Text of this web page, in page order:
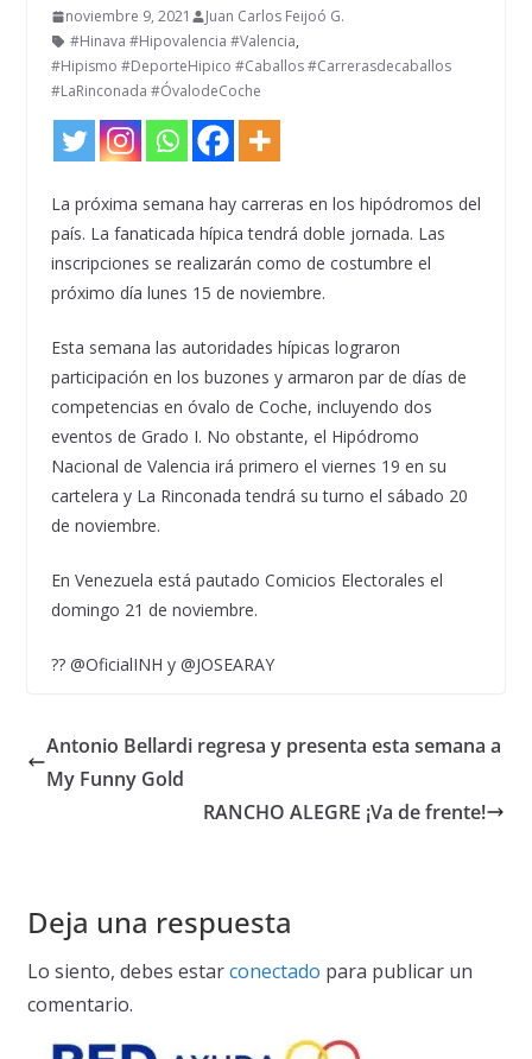
noviembre 9, 2021
Juan Carlos Feijoó G.
#Hinava #Hipovalencia #Valencia,
#Hipismo #DeporteHipico #Caballos #Carrerasdecaballos
#LaRinconada #ÓvalodeCoche
La próxima semana hay carreras en los hipódromos del
país. La fanaticada hípica tendrá doble jornada. Las
inscripciones se realizarán como de costumbre el
próximo día lunes 15 de noviembre.
Esta semana las autoridades hípicas lograron
participación en los buzones y armaron par de días de
competencias en óvalo de Coche, incluyendo dos
eventos de Grado I. No obstante, el Hipódromo
Nacional de Valencia irá primero el viernes 19 en su
cartelera y La Rinconada tendrá su turno el sábado 20
de noviembre.
En Venezuela está pautado Comicios Electorales el
domingo 21 de noviembre.
?? @OficialINH y @JOSEARAY
Antonio Bellardi regresa y presenta esta semana a
My Funny Gold
RANCHO ALEGRE ¡Va de frente!
Deja una respuesta
Lo siento, debes estarconectado para publicar un
comentario.